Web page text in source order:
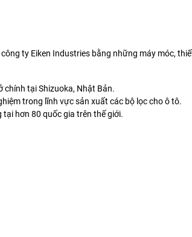
ty Eiken Industries bằng những máy móc,
chính tại Shizuoka, Nhật Bản.
trong lĩnh vực sản xuất các bộ lọc cho ô tô.
hơn 80 quốc gia trên thế giới.